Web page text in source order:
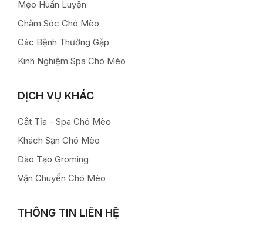
Mẹo Huấn Luyện
Chăm Sóc Chó Mèo
Các Bệnh Thường Gặp
Kinh Nghiệm Spa Chó Mèo
DỊCH VỤ KHÁC
Cắt Tỉa - Spa Chó Mèo
Khách Sạn Chó Mèo
Đào Tạo Groming
Vận Chuyển Chó Mèo
THÔNG TIN LIÊN HỆ